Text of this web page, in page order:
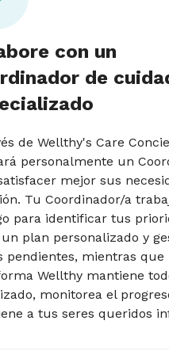
con un
de
de Wellthy's Care
personalmente un
mejor sus
Tu Coordinador/a
para identificar tus
plan personalizado y
pendientes, mientras que
Wellthy mantiene
monitorea el
a tus seres queridos